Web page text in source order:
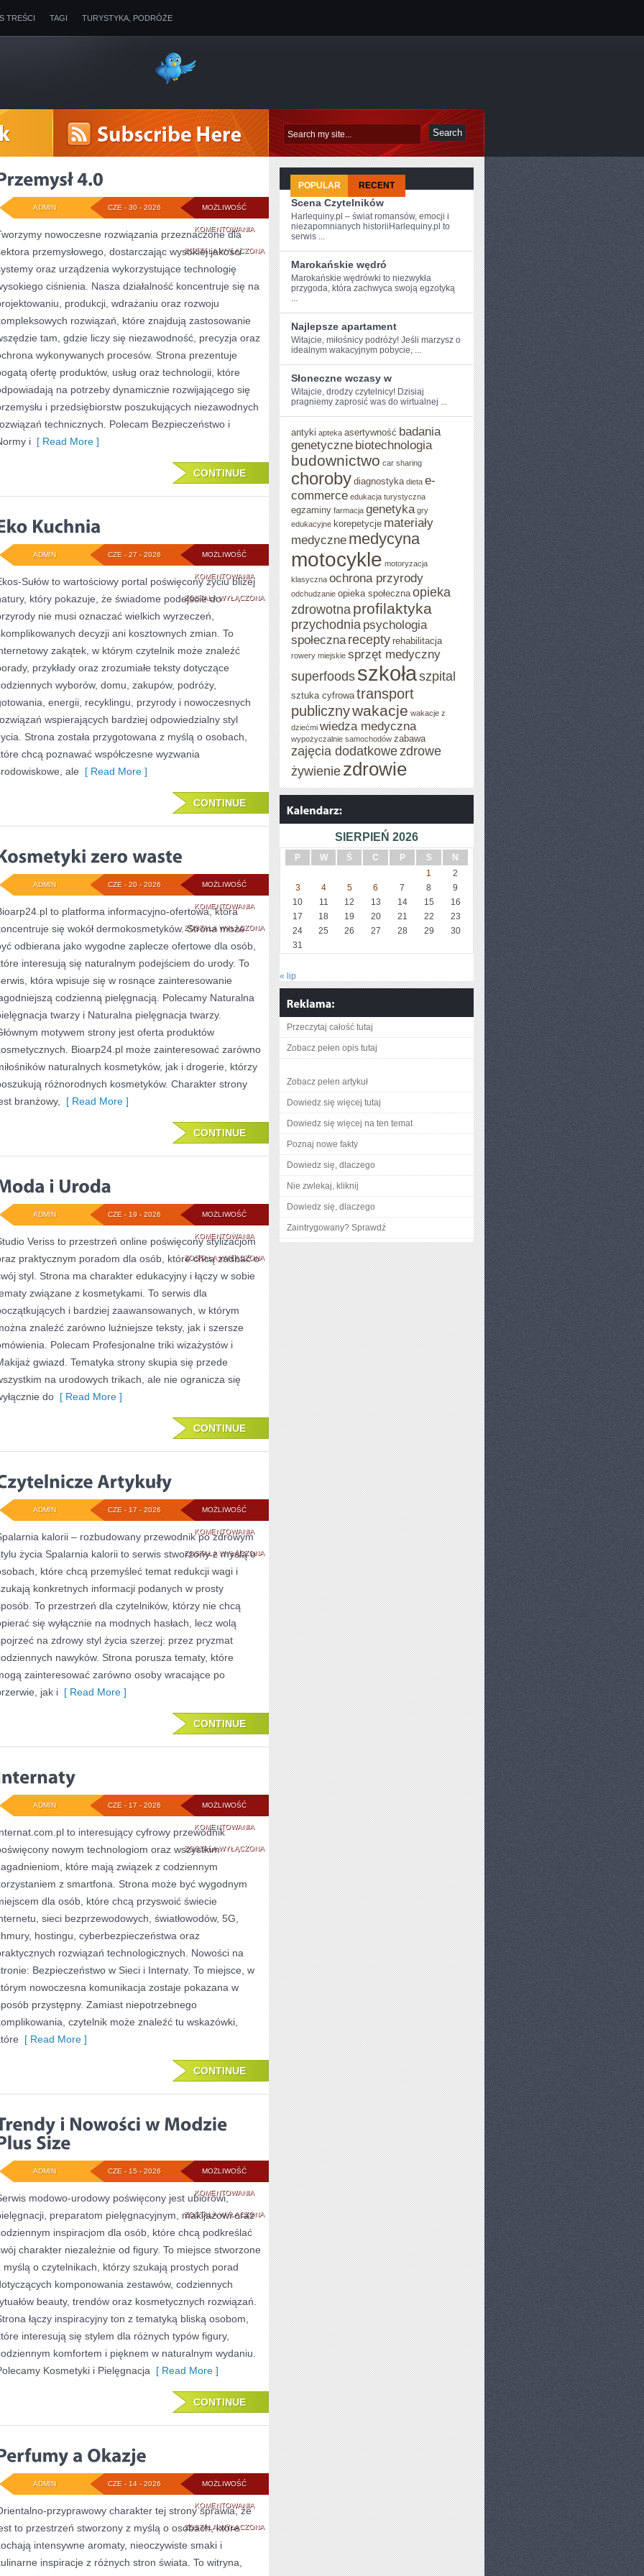
TREŚCI TAGI TURYSTYKA, PODRÓŻE
MOŻLIWOŚĆ
KOMENTOWANIAPRZEMYSŁ
4.0
ZOSTAŁA WYŁĄCZONA
CZE - 30 - 2026
ADMIN
nowoczesne rozwiązania przeznaczone dla
przemysłowego, dostarczając wysokiej jakości
oraz urządzenia wykorzystujące technologię
ciśnienia. Nasza działalność koncentruje się na
produkcji, wdrażaniu oraz rozwoju
rozwiązań, które znajdują zastosowanie
tam, gdzie liczy się niezawodność, precyzja oraz
wykonywanych procesów. Strona prezentuje
ofertę produktów, usług oraz technologii, które
na potrzeby dynamicznie rozwijającego się
i przedsiębiorstw poszukujących niezawodnych
technicznych. Polecam Bezpieczeństwo i
i [ Read More ]
CONTINUE
MOŻLIWOŚĆ
KOMENTOWANIAEKO
KUCHNIA
ZOSTAŁA WYŁĄCZONA
CZE - 27 - 2026
ADMIN
Sułów to wartościowy portal poświęcony życiu bliżej
który pokazuje, że świadome podejście do
nie musi oznaczać wielkich wyrzeczeń,
decyzji ani kosztownych zmian. To
zakątek, w którym czytelnik może znaleźć
przykłady oraz zrozumiałe teksty dotyczące
wyborów, domu, zakupów, podróży,
energii, recyklingu, przyrody i nowoczesnych
wspierających bardziej odpowiedzialny styl
Strona została przygotowana z myślą o osobach,
chcą poznawać współczesne wyzwania
ale [ Read More ]
CONTINUE
MOŻLIWOŚĆ
KOMENTOWANIAKOSMETYKI
ZERO
WASTE
ZOSTAŁA WYŁĄCZONA
CZE - 20 - 2026
ADMIN
to platforma informacyjno-ofertowa, która
się wokół dermokosmetyków. Strona może
odbierana jako wygodne zaplecze ofertowe dla osób,
interesują się naturalnym podejściem do urody. To
która wpisuje się w rosnące zainteresowanie
codzienną pielęgnacją. Polecamy Naturalna
twarzy i Naturalna pielęgnacja twarzy.
motywem strony jest oferta produktów
Bioarp24.pl może zainteresować zarówno
naturalnych kosmetyków, jak i drogerie, którzy
różnorodnych kosmetyków. Charakter strony
branżowy,
[ Read More ]
CONTINUE
MOŻLIWOŚĆ
KOMENTOWANIAMODA
I
URODA
ZOSTAŁA WYŁĄCZONA
CZE - 19 - 2026
ADMIN
Veriss to przestrzeń online poświęcony stylizacjom
praktycznym poradom dla osób, które chcą zadbać o
styl. Strona ma charakter edukacyjny i łączy w sobie
związane z kosmetykami. To serwis dla
i bardziej zaawansowanych, w którym
znaleźć zarówno luźniejsze teksty, jak i szersze
Polecam Profesjonalne triki wizażystów i
gwiazd. Tematyka strony skupia się przede
na urodowych trikach, ale nie ogranicza się
do [ Read More ]
CONTINUE
MOŻLIWOŚĆ
KOMENTOWANIACZYTELNICZE
ARTYKUŁY
ZOSTAŁA WYŁĄCZONA
CZE - 17 - 2026
ADMIN
kalorii – rozbudowany przewodnik po zdrowym
życia Spalarnia kalorii to serwis stworzony z myślą o
które chcą przemyśleć temat redukcji wagi i
konkretnych informacji podanych w prosty
To przestrzeń dla czytelników, którzy nie chcą
się wyłącznie na modnych hasłach, lecz wolą
na zdrowy styl życia szerzej: przez pryzmat
nawyków. Strona porusza tematy, które
zainteresować zarówno osoby wracające po
jak i [ Read More ]
CONTINUE
MOŻLIWOŚĆ
KOMENTOWANIAINTERNATY
ZOSTAŁA WYŁĄCZONA
CZE - 17 - 2026
ADMIN
to interesujący cyfrowy przewodnik
nowym technologiom oraz wszystkim
które mają związek z codziennym
z smartfona. Strona może być wygodnym
dla osób, które chcą przyswoić świecie
sieci bezprzewodowych, światłowodów, 5G,
hostingu, cyberbezpieczeństwa oraz
rozwiązań technologicznych. Nowości na
Bezpieczeństwo w Sieci i Internaty. To miejsce, w
nowoczesna komunikacja zostaje pokazana w
przystępny. Zamiast niepotrzebnego
czytelnik może znaleźć tu wskazówki,
[ Read More ]
CONTINUE
MOŻLIWOŚĆ
KOMENTOWANIATRENDY
I
NOWOŚCI
MODZIE
PLUS
SIZE
ZOSTAŁA WYŁĄCZONA
CZE - 15 - 2026
ADMIN
modowo-urodowy poświęcony jest ubiorowi,
preparatom pielęgnacyjnym, makijażowi oraz
inspiracjom dla osób, które chcą podkreślać
charakter niezależnie od figury. To miejsce stworzone
myślą o czytelnikach, którzy szukają prostych porad
komponowania zestawów, codziennych
beauty, trendów oraz kosmetycznych rozwiązań.
łączy inspiracyjny ton z tematyką bliską osobom,
interesują się stylem dla różnych typów figury,
komfortem i pięknem w naturalnym wydaniu.
Kosmetyki i Pielęgnacja [ Read More ]
CONTINUE
MOŻLIWOŚĆ
KOMENTOWANIAPERFUMY
A
OKAZJE
ZOSTAŁA WYŁĄCZONA
CZE - 14 - 2026
ADMIN
przyprawowy charakter tej strony sprawia, że
to przestrzeń stworzony z myślą o osobach, które
intensywne aromaty, nieoczywiste smaki i
inspiracje z różnych stron świata. To witryna,
POPULAR RECENT
Scena Czytelników
Harlequiny.pl – świat romansów, emocji i
niezapomnianych historiiHarlequiny.pl to
serwis ...
Marokańskie wędró
Marokańskie wędrówki ​to niezwykła
przygoda, która zachwyca swoją egzotyką
...
Najlepsze apartament
Witajcie, miłośnicy​ podróży! Jeśli ‌marzysz o
idealnym wakacyjnym pobycie, ...
Słoneczne wczasy w
Witajcie, drodzy‌ czytelnicy! Dzisiaj
pragniemy zaprosić was do wirtualnej‌ ...
antyki apteka asertywność badania
genetyczne biotechnologia
budownictwo car sharing
choroby diagnostyka dieta e-
commerce edukacja turystyczna
egzaminy farmacja genetyka gry
edukacyjne korepetycje materiały
medyczne medycyna
motocykle motoryzacja
klasyczna ochrona przyrody
odchudzanie opieka społeczna opieka
zdrowotna profilaktyka
przychodnia psychologia
społeczna recepty rehabilitacja
rowery miejskie sprzęt medyczny
superfoods szkołaszpital
sztuka cyfrowa transport
publicznywakacje wakacje z
dziećmi wiedza medyczna
wypożyczalnie samochodów zabawa
zajęcia dodatkowezdrowe
żywienie zdrowie
SIERPIEŃ 2026
P W Ś C P S
N
1
2
3
4 5 6 7 8
9
10
11 12 13 14 15
16
17
18 19 20 21 22
23
24
25 26 27 28 29
30
31
« lip
Przeczytaj całość tutaj
Zobacz pełen opis tutaj
Zobacz pełen artykuł
Dowiedz się więcej tutaj
Dowiedz się więcej na ten temat
Poznaj nowe fakty
Dowiedz się, dlaczego
Nie zwlekaj, kliknij
Dowiedz się, dlaczego
Zaintrygowany? Sprawdź